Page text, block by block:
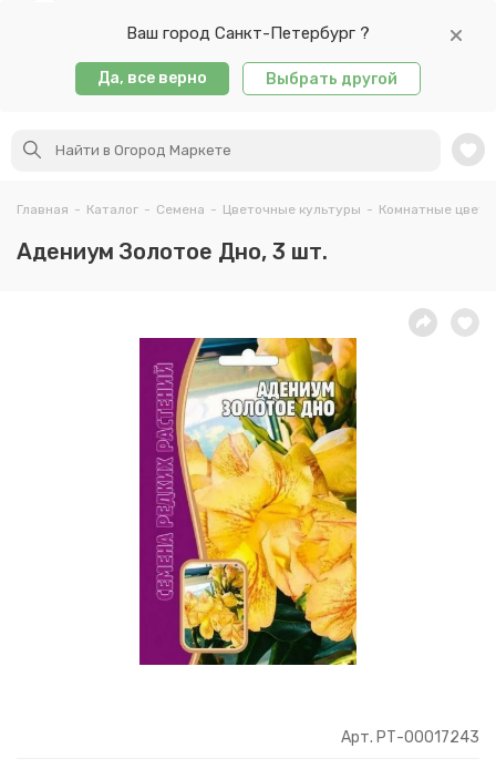
Ваш город Санкт-Петербург ?
Да, все верно Выбрать другой
Главная - Каталог - Семена - Цветочные культуры - Комнатные цветы
Адениум Золотое Дно, 3 шт.
Арт. РТ-00017243